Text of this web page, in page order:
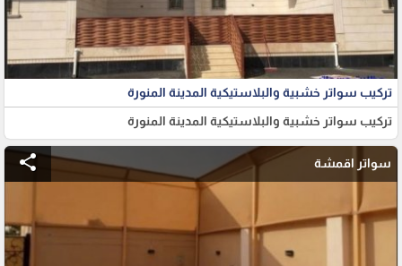
تركيب سواتر خشبية والبلاستيكية المدينة المنورة
تركيب سواتر خشبية والبلاستيكية المدينة المنورة
share سواتر اقمشة